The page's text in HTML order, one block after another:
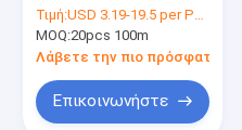
υλικά στολισμάτων
για την πιθανή Emi
που προστατεύουν
τις εφαρμογές
Τιμή:USD 3.19-19.5 per PC USD 3.19-19.5 per M
MOQ:20pcs 100m
Λάβετε την πιο πρόσφατη
Επικοινωνήστε